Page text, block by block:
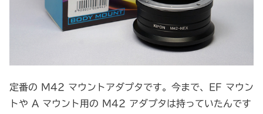
定番の M42 マウントアダプタです。今まで、EF マウン
トや A マウント用の M42 アダプタは持っていたんです